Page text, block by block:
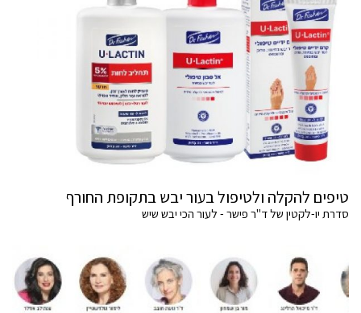
טיפים להקלה ולטיפול בעור יבש בתקופת החורף
סדרת יו-לקטין של ד"ר פישר - לעור הכי יבש שיש